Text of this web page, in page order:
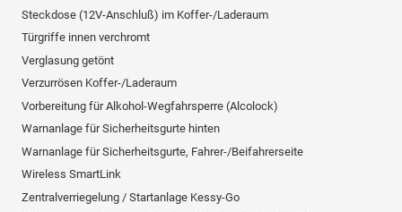
Steckdose (12V-Anschluß) im Koffer-/Laderaum
Türgriffe innen verchromt
Verglasung getönt
Verzurrösen Koffer-/Laderaum
Vorbereitung für Alkohol-Wegfahrsperre (Alcolock)
Warnanlage für Sicherheitsgurte hinten
Warnanlage für Sicherheitsgurte, Fahrer-/Beifahrerseite
Wireless SmartLink
Zentralverriegelung / Startanlage Kessy-Go